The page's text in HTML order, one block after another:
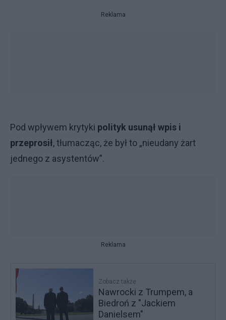
Reklama
Pod wpływem krytyki polityk usunął wpis i
przeprosił, tłumacząc, że był to „nieudany żart
jednego z asystentów”.
Reklama
Zobacz także
Nawrocki z Trumpem, a
Biedroń z "Jackiem
Danielsem"